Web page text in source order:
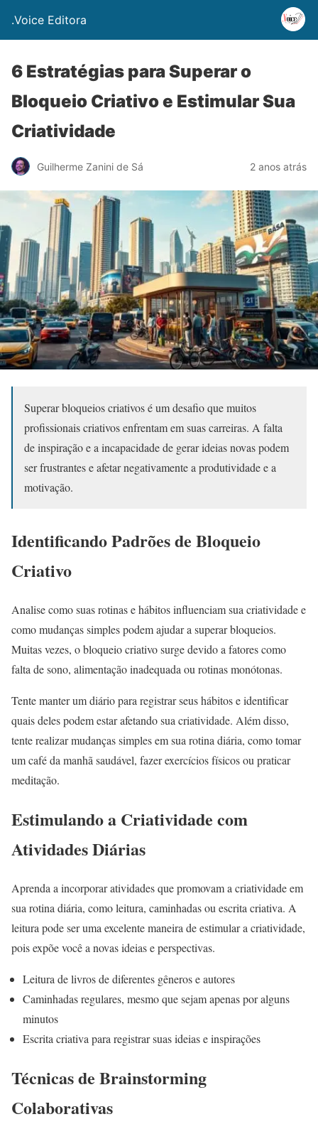
.Voice Editora
6 Estratégias para Superar o
Bloqueio Criativo e Estimular Sua
Criatividade
Guilherme Zanini de Sá 2 anos atrás
Superar bloqueios criativos é um desafio que muitos
profissionais criativos enfrentam em suas carreiras. A falta
de inspiração e a incapacidade de gerar ideias novas podem
ser frustrantes e afetar negativamente a produtividade e a
motivação.
Identificando Padrões de Bloqueio
Criativo
Analise como suas rotinas e hábitos influenciam sua criatividade e
como mudanças simples podem ajudar a superar bloqueios.
Muitas vezes, o bloqueio criativo surge devido a fatores como
falta de sono, alimentação inadequada ou rotinas monótonas.
Tente manter um diário para registrar seus hábitos e identificar
quais deles podem estar afetando sua criatividade. Além disso,
tente realizar mudanças simples em sua rotina diária, como tomar
um café da manhã saudável, fazer exercícios físicos ou praticar
meditação.
Estimulando a Criatividade com
Atividades Diárias
Aprenda a incorporar atividades que promovam a criatividade em
sua rotina diária, como leitura, caminhadas ou escrita criativa. A
leitura pode ser uma excelente maneira de estimular a criatividade,
pois expõe você a novas ideias e perspectivas.
Leitura de livros de diferentes gêneros e autores
Caminhadas regulares, mesmo que sejam apenas por alguns
minutos
Escrita criativa para registrar suas ideias e inspirações
Técnicas de Brainstorming
Colaborativas